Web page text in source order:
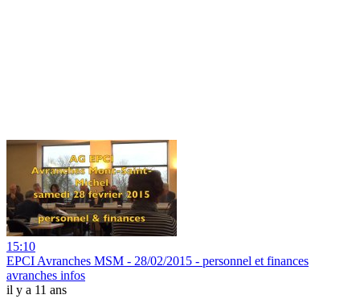
15:10
EPCI Avranches MSM - 28/02/2015 - personnel et finances
avranches infos
il y a 11 ans